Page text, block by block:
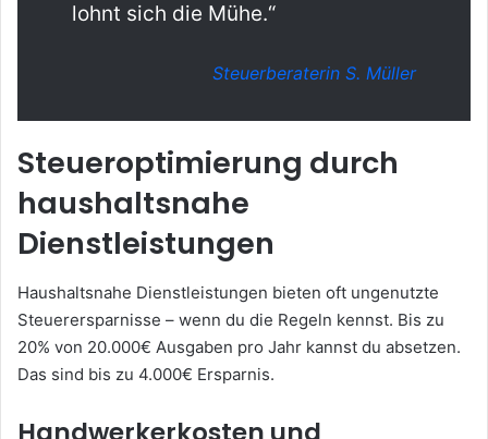
lohnt sich die Mühe.“
Steuerberaterin S. Müller
Steueroptimierung durch
haushaltsnahe
Dienstleistungen
Haushaltsnahe Dienstleistungen bieten oft ungenutzte
Steuerersparnisse – wenn du die Regeln kennst. Bis zu
20% von 20.000€ Ausgaben pro Jahr kannst du absetzen.
Das sind bis zu 4.000€ Ersparnis.